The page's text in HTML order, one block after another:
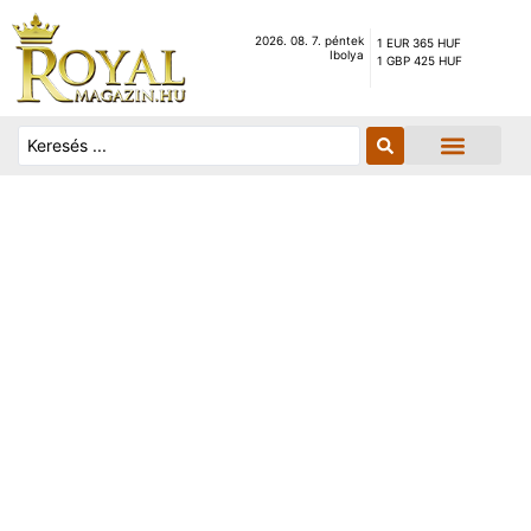
2026. 08. 7. péntek
Ibolya
1 EUR 365 HUF
1 GBP 425 HUF